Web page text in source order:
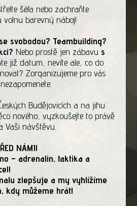
šéfa nebo zachraňte
volnu barevný náboj!
svobodou? Teambuilding?
Nebo prostě jen zábavus
již datum, nevíte ale, co do
Zorganizujeme pro vás
Budějovicích a na jihu
nového, vyzkoušejte to právě
Vaši návštěvu.
NÁMI!
– adrenalin, taktika a
zlepšuje a my vyhlížíme
kdy můžeme hrát!